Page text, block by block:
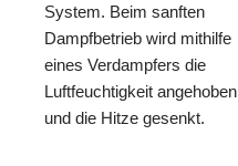
System. Beim sanften
Dampfbetrieb wird mithilfe
eines Verdampfers die
Luftfeuchtigkeit angehoben
und die Hitze gesenkt.